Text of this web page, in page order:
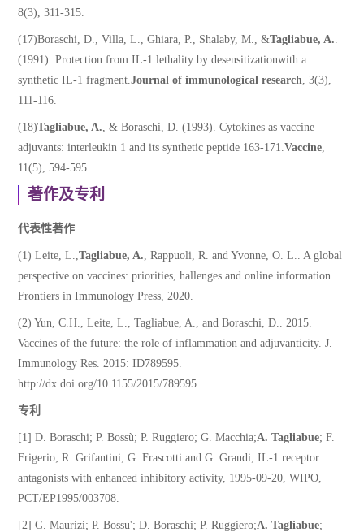
8(3), 311-315.
(17)Boraschi, D., Villa, L., Ghiara, P., Shalaby, M., &Tagliabue, A..
(1991). Protection from IL-1 lethality by desensitizationwith a
synthetic IL-1 fragment.Journal of immunological research, 3(3),
111-116.
(18)Tagliabue, A., & Boraschi, D. (1993). Cytokines as vaccine
adjuvants: interleukin 1 and its synthetic peptide 163-171.Vaccine,
11(5), 594-595.
著作及专利
代表性著作
(1) Leite, L.,Tagliabue, A., Rappuoli, R. and Yvonne, O. L.. A global
perspective on vaccines: priorities, hallenges and online information.
Frontiers in Immunology Press, 2020.
(2) Yun, C.H., Leite, L., Tagliabue, A., and Boraschi, D.. 2015.
Vaccines of the future: the role of inflammation and adjuvanticity. J.
Immunology Res. 2015: ID789595.
http://dx.doi.org/10.1155/2015/789595
专利
[1] D. Boraschi; P. Bossù; P. Ruggiero; G. Macchia;A. Tagliabue; F.
Frigerio; R. Grifantini; G. Frascotti and G. Grandi; IL-1 receptor
antagonists with enhanced inhibitory activity, 1995-09-20, WIPO,
PCT/EP1995/003708.
[2] G. Maurizi; P. Bossu'; D. Boraschi; P. Ruggiero;A. Tagliabue;